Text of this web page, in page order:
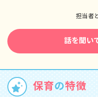
担当者
話を聞い
保育の特徴